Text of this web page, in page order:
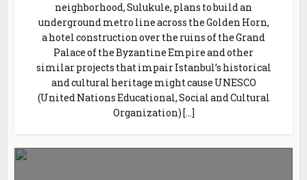
neighborhood, Sulukule, plans to build an
underground metro line across the Golden Horn,
a hotel construction over the ruins of the Grand
Palace of the Byzantine Empire and other
similar projects that impair Istanbul’s historical
and cultural heritage might cause UNESCO
(United Nations Educational, Social and Cultural
Organization) […]